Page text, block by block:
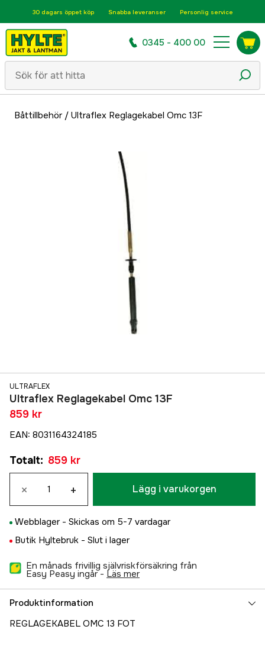
30 dagars öppet köp Snabba leveranser Personlig service
0345 - 400 00
Båttillbehör/ Ultraflex Reglagekabel Omc 13F
ULTRAFLEX
Ultraflex Reglagekabel Omc 13F
859 kr
EAN: 8031164324185
Totalt: 859 kr
× + Lägg i varukorgen
Webblager - Skickas om 5-7 vardagar
Butik Hyltebruk - Slut i lager
En månads frivillig självriskförsäkring från
Easy Peasy ingår - läs mer
Produktinformation
REGLAGEKABEL OMC 13 FOT